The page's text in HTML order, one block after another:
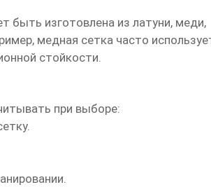
быть изготовлена из латуни, меди,
медная сетка часто
стойкости.
при выборе: